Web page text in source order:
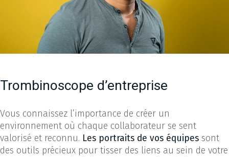
Trombinoscope d’entreprise
Vous connaissez l’importance de créer un
environnement où chaque collaborateur se sent
valorisé et reconnu. Les portraits de vos équipes sont
des outils précieux pour tisser des liens au sein de votre